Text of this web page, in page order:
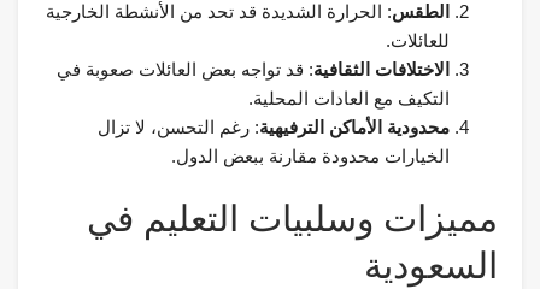
الطقس: الحرارة الشديدة قد تحد من الأنشطة الخارجية
للعائلات.
الاختلافات الثقافية: قد تواجه بعض العائلات صعوبة في
التكيف مع العادات المحلية.
محدودية الأماكن الترفيهية: رغم التحسن، لا تزال
الخيارات محدودة مقارنة ببعض الدول.
مميزات وسلبيات التعليم في
السعودية